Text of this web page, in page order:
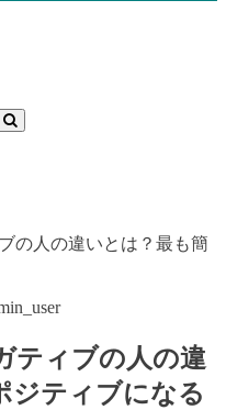
の人の違いとは？最も簡
ティブの人の違
ジティブになる